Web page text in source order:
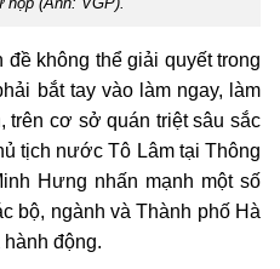
không thể giải quyết trong
bắt tay vào làm ngay, làm
trên cơ sở quán triệt sâu sắc
tịch nước Tô Lâm tại Thông
Hưng nhấn mạnh một số
bộ, ngành và Thành phố Hà
động.